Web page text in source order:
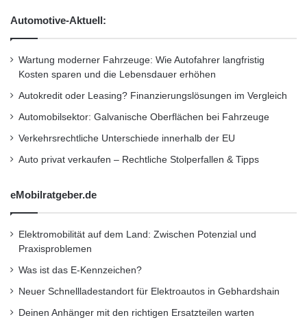
Er wird über die Herausforderungen sprechen,
die die Abwägung zwischen
Unternehmensrechten und Menschenrechten
darstellt. Zuckerman hat auch die Gründung
in Entwicklungsländer schickt, um Online-
Kommunikation zu unterrichten.
Europa und Nordamerika werden erwartet.
Andere gemeinsame Sitzungen, die sowohl die
Automotive-Aktuell:
Wartung moderner Fahrzeuge: Wie Autofahrer langfristig
Kosten sparen und die Lebensdauer erhöhen
Autokredit oder Leasing? Finanzierungslösungen im Vergleich
Automobilsektor: Galvanische Oberflächen bei Fahrzeuge
Verkehrsrechtliche Unterschiede innerhalb der EU
Auto privat verkaufen – Rechtliche Stolperfallen & Tipps
eMobilratgeber.de
Elektromobilität auf dem Land: Zwischen Potenzial und
Praxisproblemen
Was ist das E-Kennzeichen?
Neuer Schnellladestandort für Elektroautos in Gebhardshain
Deinen Anhänger mit den richtigen Ersatzteilen warten